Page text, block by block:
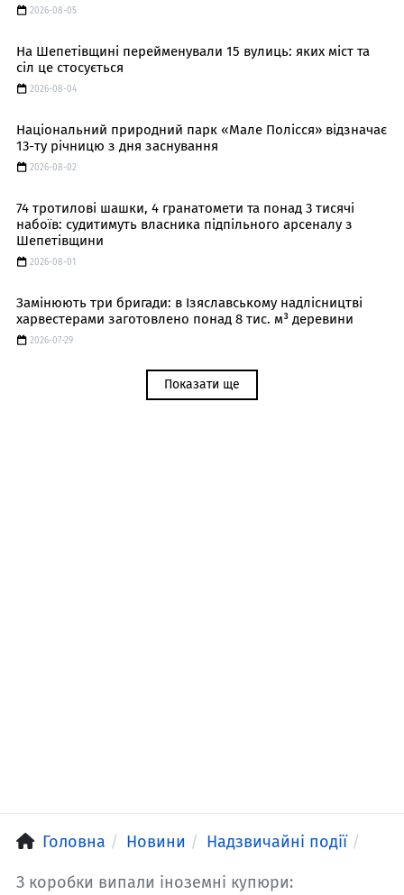
2026-08-05
На Шепетівщині перейменували 15 вулиць: яких міст та
сіл це стосується
2026-08-04
Національний природний парк «Мале Полісся» відзначає
13-ту річницю з дня заснування
2026-08-02
74 тротилові шашки, 4 гранатомети та понад 3 тисячі
набоїв: судитимуть власника підпільного арсеналу з
Шепетівщини
2026-08-01
Замінюють три бригади: в Ізяславському надлісництві
харвестерами заготовлено понад 8 тис. м³ деревини
2026-07-29
Показати ще
Головна Новини Надзвичайні події
З коробки випали іноземні купюри: